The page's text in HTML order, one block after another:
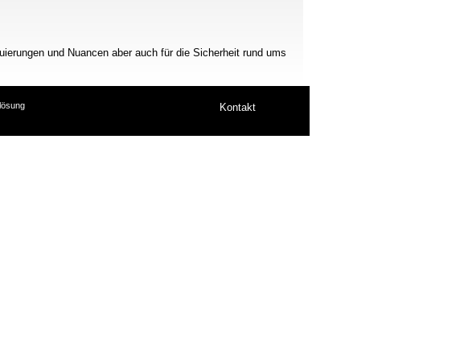
und Nuancen aber auch für die Sicherheit rund ums
Kontakt